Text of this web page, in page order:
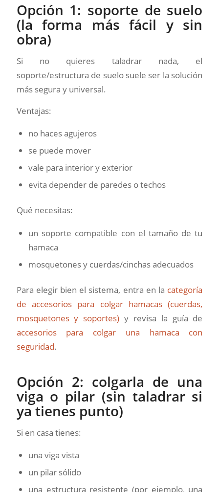
Opción 1: soporte de suelo
(la forma más fácil y sin
obra)
Si no quieres taladrar nada, el
soporte/estructura de suelo suele ser la solución
más segura y universal.
Ventajas:
no haces agujeros
se puede mover
vale para interior y exterior
evita depender de paredes o techos
Qué necesitas:
un soporte compatible con el tamaño de tu
hamaca
mosquetones y cuerdas/cinchas adecuados
Para elegir bien el sistema, entra en la categoría
de accesorios para colgar hamacas (cuerdas,
mosquetones y soportes) y revisa la guía de
accesorios para colgar una hamaca con
seguridad.
Opción 2: colgarla de una
viga o pilar (sin taladrar si
ya tienes punto)
Si en casa tienes:
una viga vista
un pilar sólido
una estructura resistente (por ejemplo, una